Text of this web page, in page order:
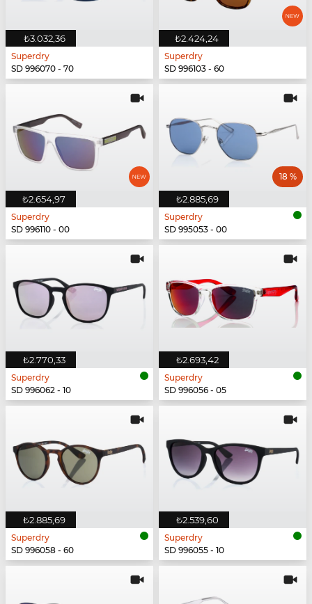
₺3.032,36
Superdry
SD 996070 - 70
₺2.424,24
Superdry
SD 996103 - 60
₺2.654,97
Superdry
SD 996110 - 00
₺2.885,69
18 %
Superdry
SD 995053 - 00
₺2.770,33
Superdry
SD 996062 - 10
₺2.693,42
Superdry
SD 996056 - 05
₺2.885,69
Superdry
SD 996058 - 60
₺2.539,60
Superdry
SD 996055 - 10